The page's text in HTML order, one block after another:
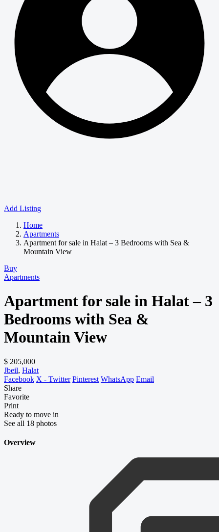
Add Listing
Home
Apartments
Apartment for sale in Halat – 3 Bedrooms with Sea &
Mountain View
Buy
Apartments
Apartment for sale in Halat – 3
Bedrooms with Sea &
Mountain View
$ 205,000
Jbeil, Halat
Facebook X - Twitter Pinterest WhatsApp Email
Share
Favorite
Print
Ready to move in
See all 18 photos
Overview